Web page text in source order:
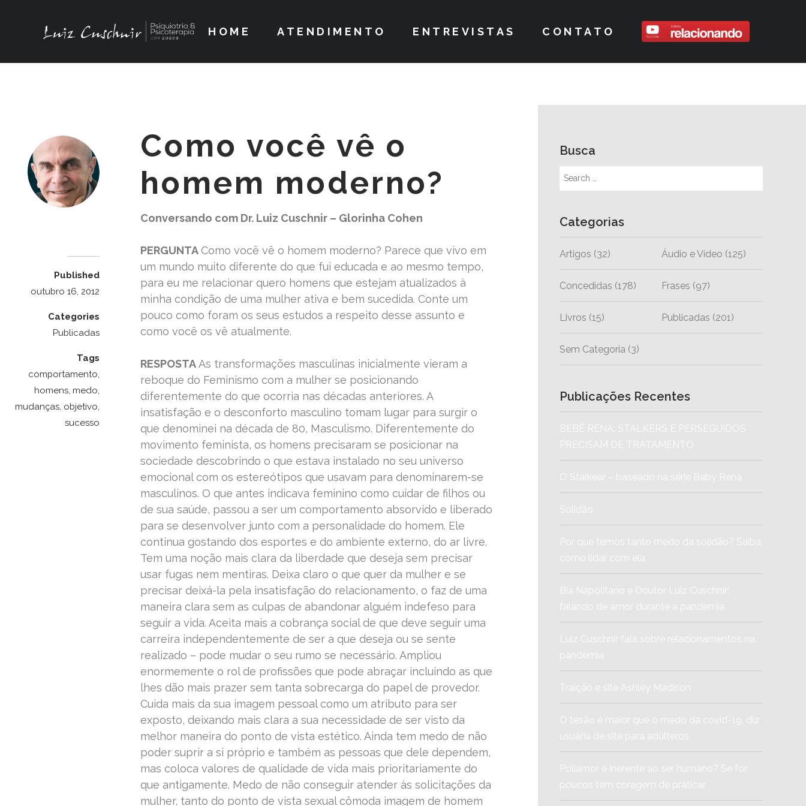
HOME ATENDIMENTO ENTREVISTAS CONTATO
Como você vê o
homem moderno?
Conversando com Dr. Luiz Cuschnir – Glorinha Cohen
PERGUNTAComo você vê o homem moderno? Parece que vivo em
um mundo muito diferente do que fui educada e ao mesmo tempo,
para eu me relacionar quero homens que estejam atualizados à
minha condição de uma mulher ativa e bem sucedida. Conte um
pouco como foram os seus estudos a respeito desse assunto e
como você os vê atualmente.
RESPOSTA As transformações masculinas inicialmente vieram a
reboque do Feminismo com a mulher se posicionando
diferentemente do que ocorria nas décadas anteriores. A
insatisfação e o desconforto masculino tomam lugar para surgir o
que denominei na década de 80, Masculismo. Diferentemente do
movimento feminista, os homens precisaram se posicionar na
sociedade descobrindo o que estava instalado no seu universo
emocional com os estereótipos que usavam para denominarem-se
masculinos. O que antes indicava feminino como cuidar de filhos ou
de sua saúde, passou a ser um comportamento absorvido e liberado
para se desenvolver junto com a personalidade do homem. Ele
continua gostando dos esportes e do ambiente externo, do ar livre.
Tem uma noção mais clara da liberdade que deseja sem precisar
usar fugas nem mentiras. Deixa claro o que quer da mulher e se
precisar deixá-la pela insatisfação do relacionamento, o faz de uma
maneira clara sem as culpas de abandonar alguém indefeso para
seguir a vida. Aceita mais a cobrança social de que deve seguir uma
carreira independentemente de ser a que deseja ou se sente
realizado – pode mudar o seu rumo se necessário. Ampliou
enormemente o rol de profissões que pode abraçar incluindo as que
lhes dão mais prazer sem tanta sobrecarga do papel de provedor.
Cuida mais da sua imagem pessoal como um atributo para ser
exposto, deixando mais clara a sua necessidade de ser visto da
melhor maneira do ponto de vista estético. Ainda tem medo de não
poder suprir a si próprio e também as pessoas que dele dependem,
mas coloca valores de qualidade de vida mais prioritariamente do
que antigamente. Medo de não conseguir atender às solicitações da
mulher, tanto do ponto de vista sexual cômoda imagem de homem
Published
outubro 16, 2012
Categories
Publicadas
Tags
comportamento,
homens,medo,
mudanças, objetivo,
sucesso
Busca
Categorias
Artigos (32) Áudio e Vídeo (125)
Concedidas (178) Frases (97)
Livros (15) Publicadas (201)
Sem Categoria (3)
Publicações Recentes
BEBÊ RENA: STALKERS E PERSEGUIDOS
PRECISAM DE TRATAMENTO
O Stalkear – baseado na série Baby Rena
Solidão
Por que temos tanto medo da solidão? Saiba
como lidar com ela
Bia Napolitano e Doutor Luiz Cuschnir:
falando de amor durante a pandemia
Luiz Cuschnir fala sobre relacionamentos na
pandemia
Traição e site Ashley Madison
O tesão é maior que o medo da covid-19, diz
usuária de site para adúlteros
Poliamor é inerente ao ser humano? Se for,
poucos têm coragem de praticar